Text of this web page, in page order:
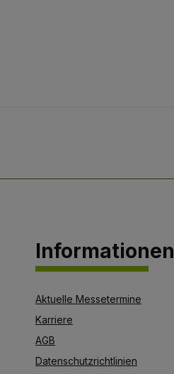
Informationen
Aktuelle Messetermine
Karriere
AGB
Datenschutzrichtlinien